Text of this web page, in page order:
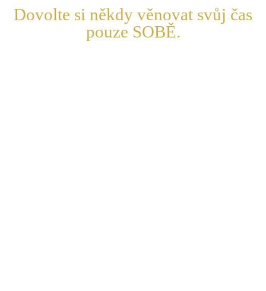
Dovolte si někdy věnovat svůj čas
pouze SOBĚ.